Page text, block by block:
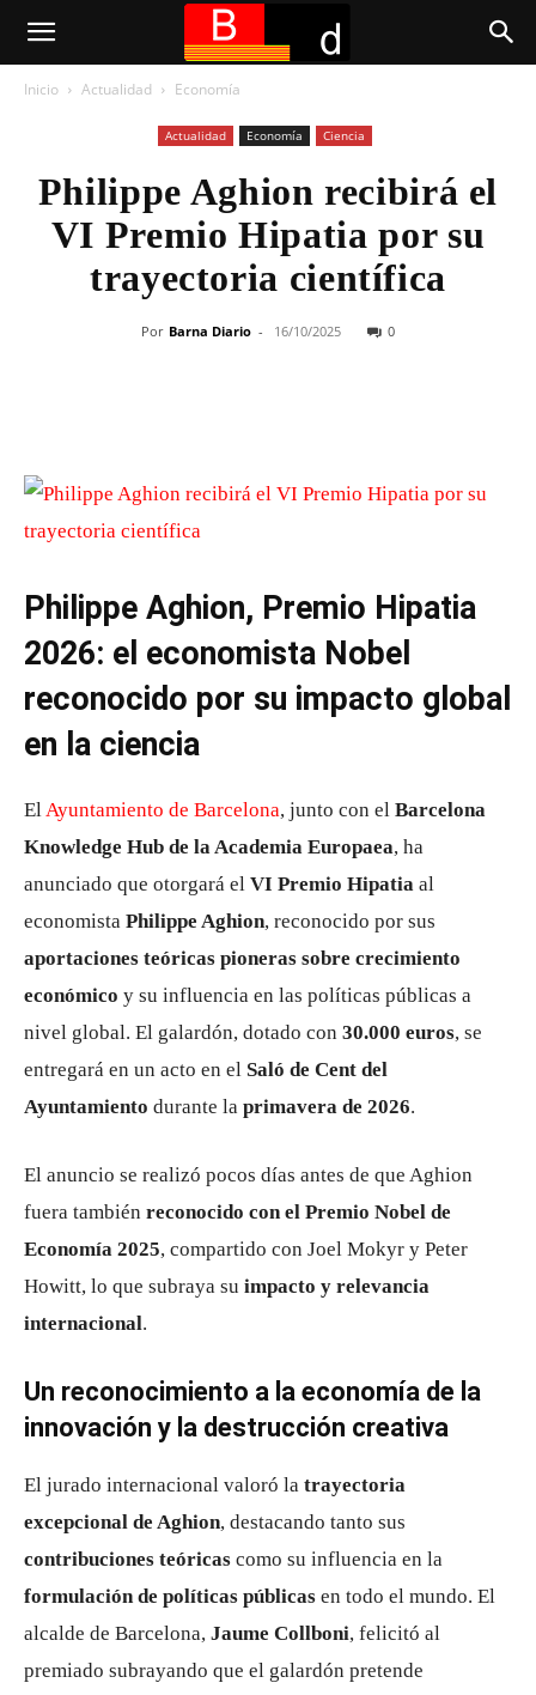
Inicio Actualidad Economía
Actualidad Economía Ciencia
Philippe Aghion recibirá el
VI Premio Hipatia por su
trayectoria científica
Por Barna Diario - 16/10/2025 0
Philippe Aghion, Premio Hipatia
2026: el economista Nobel
reconocido por su impacto global
en la ciencia
ElAyuntamiento de Barcelona, junto con el Barcelona
Knowledge Hub de la Academia Europaea, ha
anunciado que otorgará el VI Premio Hipatia al
economista Philippe Aghion, reconocido por sus
aportaciones teóricas pioneras sobre crecimiento
económico y su influencia en las políticas públicas a
nivel global. El galardón, dotado con 30.000 euros, se
entregará en un acto en el Saló de Cent del
Ayuntamiento durante la primavera de 2026.
El anuncio se realizó pocos días antes de que Aghion
fuera también reconocido con el Premio Nobel de
Economía 2025, compartido con Joel Mokyr y Peter
Howitt, lo que subraya su impacto y relevancia
internacional.
Un reconocimiento a la economía de la
innovación y la destrucción creativa
El jurado internacional valoró la trayectoria
excepcional de Aghion, destacando tanto sus
contribuciones teóricas como su influencia en la
formulación de políticas públicas en todo el mundo. El
alcalde de Barcelona, Jaume Collboni, felicitó al
premiado subrayando que el galardón pretende